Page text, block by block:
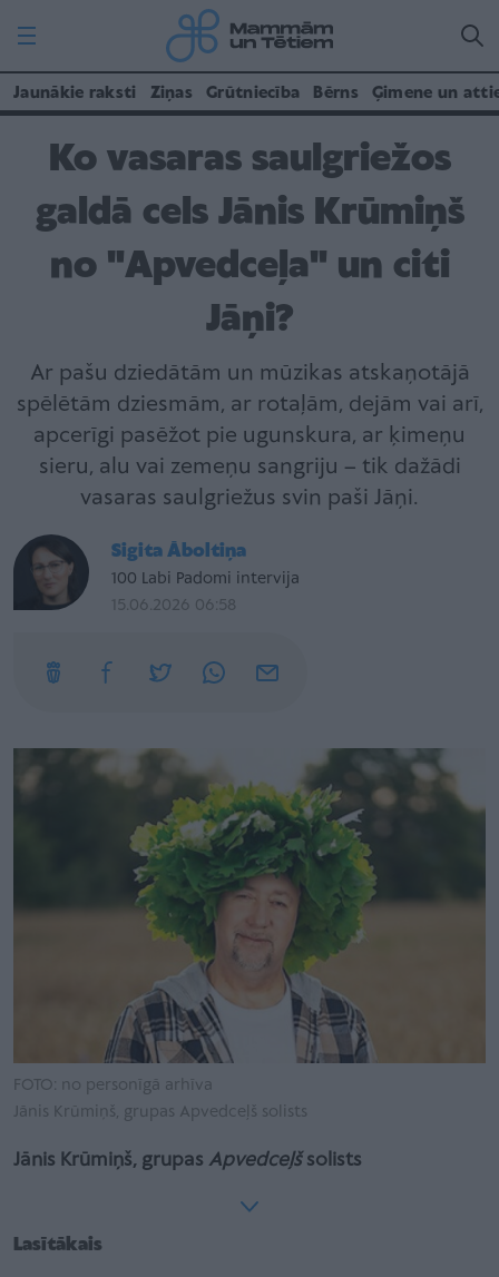
Jaunākie raksti Ziņas Grūtniecība Bērns Ģimene un
Ko vasaras saulgriežos
galdā cels Jānis Krūmiņš
no "Apvedceļa" un citi
Jāņi?
Ar pašu dziedātām un mūzikas atskaņotājā
spēlētām dziesmām, ar rotaļām, dejām vai arī,
apcerīgi pasēžot pie ugunskura, ar ķimeņu
sieru, alu vai zemeņu sangriju – tik dažādi
vasaras saulgriežus svin paši Jāņi.
Sigita Āboltiņa
100 Labi Padomi intervija
15.06.2026 06:58
FOTO: no personīgā arhīva
Jānis Krūmiņš, grupas Apvedceļš solists
Jānis Krūmiņš, grupas Apvedceļš solists
Lasītākais